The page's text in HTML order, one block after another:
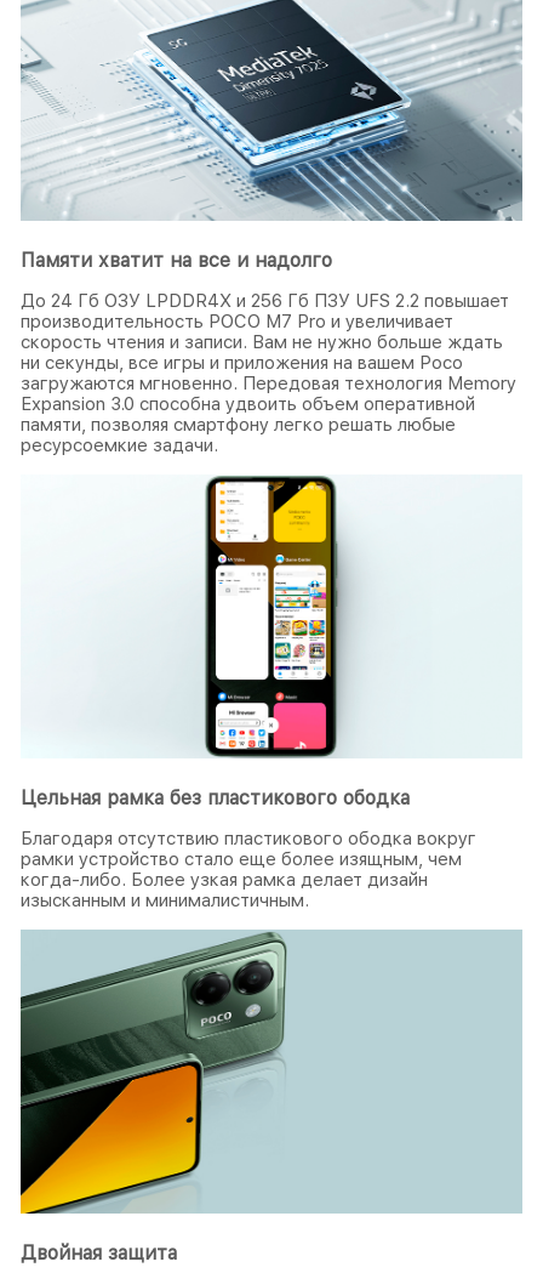
Памяти хватит на все и надолго
До 24 Гб ОЗУ LPDDR4X и 256 Гб ПЗУ UFS 2.2 повышает
производительность POCO M7 Pro и увеличивает
скорость чтения и записи. Вам не нужно больше ждать
ни секунды, все игры и приложения на вашем Poco
загружаются мгновенно. Передовая технология Memory
Expansion 3.0 способна удвоить объем оперативной
памяти, позволяя смартфону легко решать любые
ресурсоемкие задачи.
Цельная рамка без пластикового ободка
Благодаря отсутствию пластикового ободка вокруг
рамки устройство стало еще более изящным, чем
когда-либо. Более узкая рамка делает дизайн
изысканным и минималистичным.
Двойная защита